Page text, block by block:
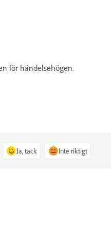
för händelsehögen.
Ja, tack Inte riktigt